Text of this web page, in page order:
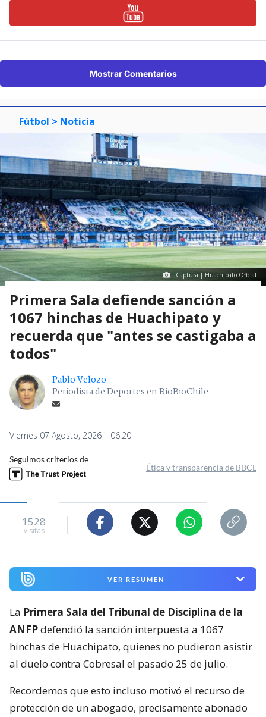
Mostrar Comentarios
Fútbol > Noticia
Captura | Huachipato Oficial
Primera Sala defiende sanción a
1067 hinchas de Huachipato y
recuerda que "antes se castigaba a
todos"
Pablo Velozo
Periodista de Deportes en BioBioChile
Viernes 07 Agosto, 2026 | 06:20
Seguimos criterios de
Ética y transparencia de BBCL
1528
visitas
VER RESUMEN
La Primera Sala del Tribunal de Disciplina de la
ANFPdefendió la sanción interpuesta a 1067
hinchas de Huachipato, quienes no pudieron asistir
al duelo contra Cobresal el pasado 25 de julio.
Recordemos que esto incluso motivó el recurso de
protección de un abogado, precisamente abonado